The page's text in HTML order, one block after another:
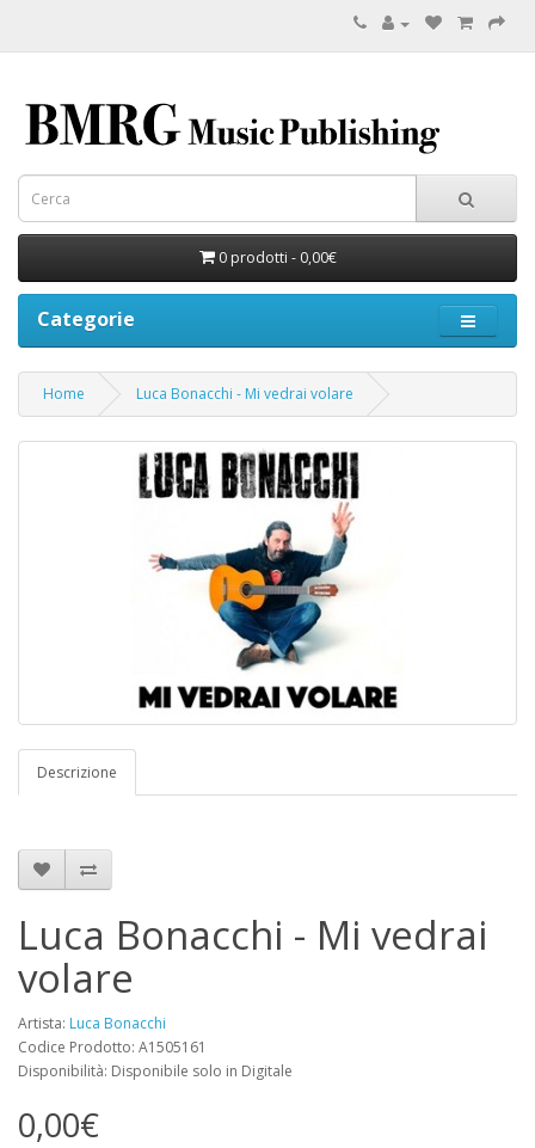
0 prodotti - 0,00€
Categorie
Home Luca Bonacchi - Mi vedrai volare
Descrizione
Luca Bonacchi - Mi vedrai
volare
Artista: Luca Bonacchi
Codice Prodotto: A1505161
Disponibilità: Disponibile solo in Digitale
0,00€